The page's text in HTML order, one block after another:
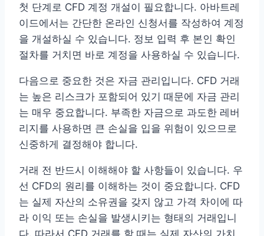
첫 단계로 CFD 계정 개설이 필요합니다. 아바트레
이드에서는 간단한 온라인 신청서를 작성하여 계정
을 개설하실 수 있습니다. 정보 입력 후 본인 확인
절차를 거치면 바로 계정을 사용하실 수 있습니다.
다음으로 중요한 것은 자금 관리입니다. CFD 거래
는 높은 리스크가 포함되어 있기 때문에 자금 관리
는 매우 중요합니다. 부족한 자금으로 과도한 레버
리지를 사용하면 큰 손실을 입을 위험이 있으므로
신중하게 결정해야 합니다.
거래 전 반드시 이해해야 할 사항들이 있습니다. 우
선 CFD의 원리를 이해하는 것이 중요합니다. CFD
는 실제 자산의 소유권을 갖지 않고 가격 차이에 따
라 이익 또는 손실을 발생시키는 형태의 거래입니
다. 따라서 CFD 거래를 할 때는 실제 자산의 가치